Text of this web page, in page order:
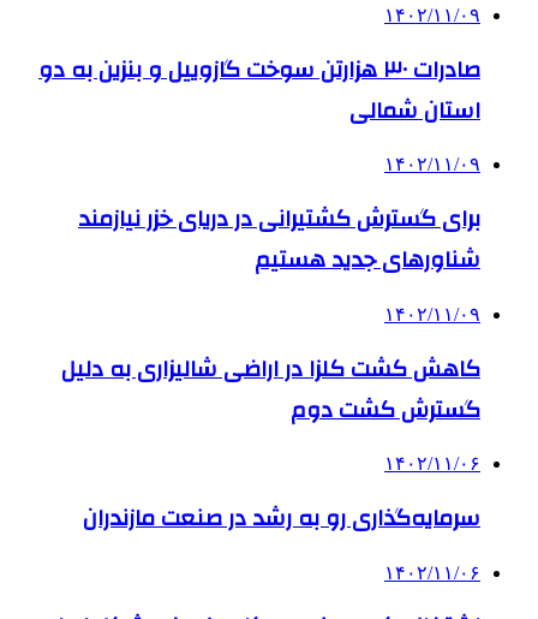
۱۴۰۲/۱۱/۰۹
صادرات ۳۰ هزارتن سوخت گازوییل و بنزین به دو
استان شمالی
۱۴۰۲/۱۱/۰۹
برای گسترش کشتیرانی در دریای خزر نیازمند
شناورهای جدید هستیم
۱۴۰۲/۱۱/۰۹
کاهش کشت کلزا در اراضی شالیزاری به دلیل
گسترش کشت دوم
۱۴۰۲/۱۱/۰۶
سرمایه‌گذاری رو به رشد در صنعت مازندران
۱۴۰۲/۱۱/۰۶